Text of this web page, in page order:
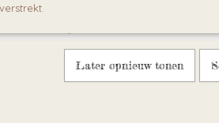
De perfecte baby vervoerder
Stylish design
lid van Baby carrier industrie
conform de Europese
Later opnieuw tonen